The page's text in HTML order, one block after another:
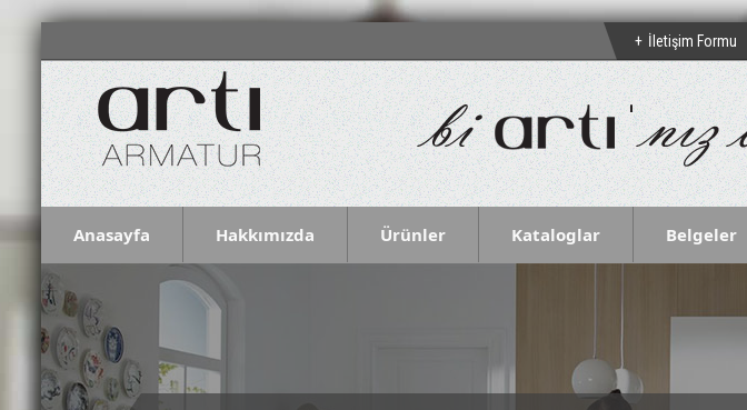
İletişim Formu
Anasayfa Hakkımızda Ürünler Kataloglar Belgeler